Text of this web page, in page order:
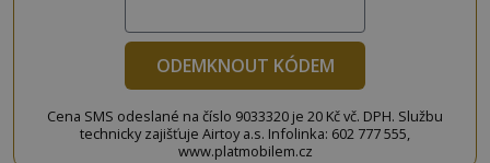
ODEMKNOUT KÓDEM
Cena SMS odeslané na číslo 9033320 je 20 Kč vč. DPH. Službu
technicky zajišťuje Airtoy a.s. Infolinka: 602 777 555,
www.platmobilem.cz